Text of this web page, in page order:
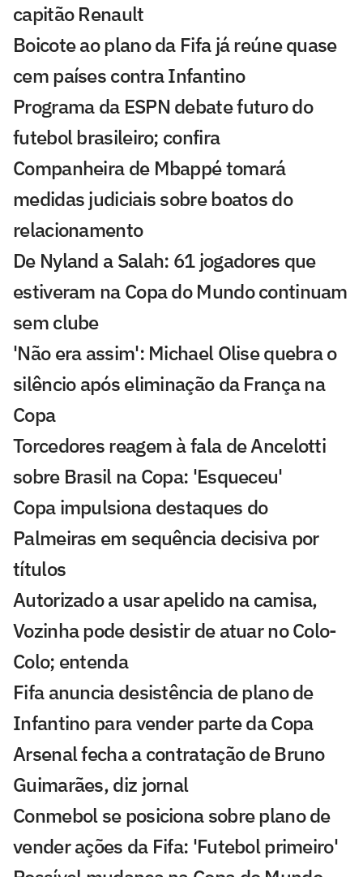
capitão Renault
Boicote ao plano da Fifa já reúne quase
cem países contra Infantino
Programa da ESPN debate futuro do
futebol brasileiro; confira
Companheira de Mbappé tomará
medidas judiciais sobre boatos do
relacionamento
De Nyland a Salah: 61 jogadores que
estiveram na Copa do Mundo continuam
sem clube
'Não era assim': Michael Olise quebra o
silêncio após eliminação da França na
Copa
Torcedores reagem à fala de Ancelotti
sobre Brasil na Copa: 'Esqueceu'
Copa impulsiona destaques do
Palmeiras em sequência decisiva por
títulos
Autorizado a usar apelido na camisa,
Vozinha pode desistir de atuar no Colo-
Colo; entenda
Fifa anuncia desistência de plano de
Infantino para vender parte da Copa
Arsenal fecha a contratação de Bruno
Guimarães, diz jornal
Conmebol se posiciona sobre plano de
vender ações da Fifa: 'Futebol primeiro'